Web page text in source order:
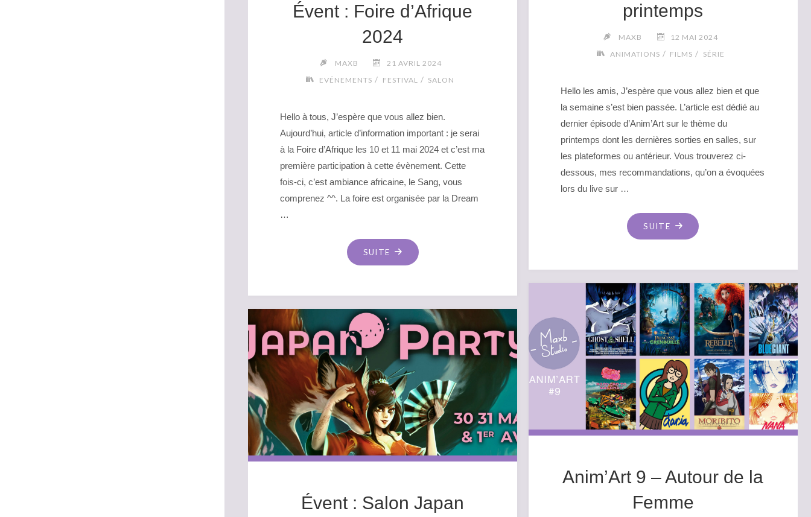
printemps
MAXB
12 MAI 2024
ANIMATIONS / FILMS / SÉRIE
Hello les amis, J’espère que vous allez bien et que
la semaine s’est bien passée. L’article est dédié au
dernier épisode d’Anim’Art sur le thème du
printemps dont les dernières sorties en salles, sur
les plateformes ou antérieur. Vous trouverez ci-
dessous, mes recommandations, qu’on a évoquées
lors du live sur …
SUITE "ANIM’ART
10
LE
PRINTEMPS"
Évent : Foire d’Afrique
2024
MAXB
21 AVRIL 2024
EVÉNEMENTS / FESTIVAL / SALON
Hello à tous, J’espère que vous allez bien.
Aujourd’hui, article d’information important : je serai
à la Foire d’Afrique les 10 et 11 mai 2024 et c’est ma
première participation à cette évènement. Cette
fois-ci, c’est ambiance africaine, le Sang, vous
comprenez ^^. La foire est organisée par la Dream
…
SUITE "ÉVENT
:
Anim’Art 9 – Autour de la
Femme
Évent : Salon Japan